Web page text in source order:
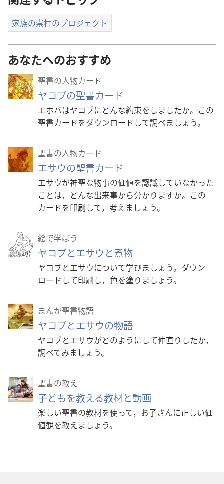
家族の崇拝のプロジェクト
あなたへのおすすめ
聖書の人物カード
ヤコブの聖書カード
エホバはヤコブにどんな約束をしましたか。この
聖書カードをダウンロードして調べましょう。
聖書の人物カード
エサウの聖書カード
エサウが神聖な物事の価値を認識していなかった
ことは，どんな出来事から分かりますか。この
カードを印刷して，考えましょう。
絵で学ぼう
ヤコブとエサウと煮物
ヤコブとエサウについて学びましょう。ダウン
ロードして印刷し，色を塗りましょう。
まんが聖書物語
ヤコブとエサウの物語
ヤコブとエサウがどのようにして仲直りしたか，
調べてみましょう。
聖書の教え
子どもを教える教材と動画
楽しい聖書の教材を使って，お子さんに正しい価
値観を教えましょう。